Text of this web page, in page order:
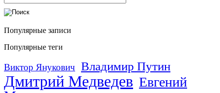
Популярные записи
Популярные теги
Виктор Янукович Владимир Путин
Дмитрий Медведев Евгений